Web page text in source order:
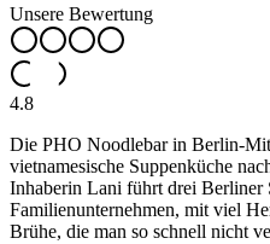
Unsere Bewertung
4.8
Die PHO Noodlebar in Berlin-
vietnamesische Suppenküche
Inhaberin Lani führt drei Berliner
Familienunternehmen, mit viel
Brühe, die man so schnell nicht